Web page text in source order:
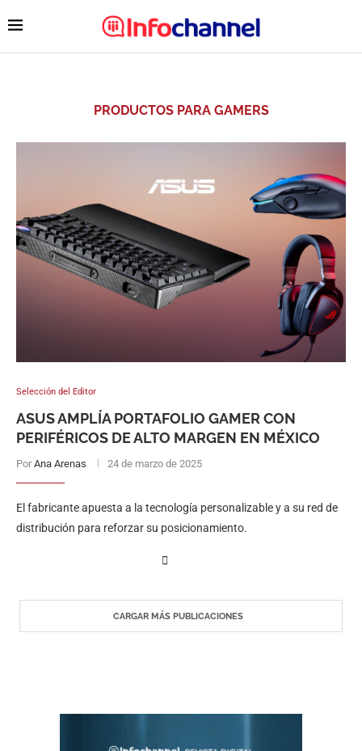
PRODUCTOS PARA GAMERS
Selección del Editor
ASUS AMPLÍA PORTAFOLIO GAMER CON
PERIFÉRICOS DE ALTO MARGEN EN MÉXICO
Por Ana Arenas 24 de marzo de 2025
El fabricante apuesta a la tecnología personalizable y a su red de
distribución para reforzar su posicionamiento.
CARGAR MÁS PUBLICACIONES